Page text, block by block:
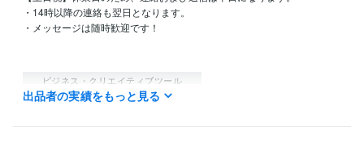
・14時以降の連絡も翌日となります。
・メッセージは随時歓迎です！
ビジネス・クリエイティブツール
Adobe Photoshop:3年Adobe Illustrator:3年
得意分野
出品者の実績をもっと見る